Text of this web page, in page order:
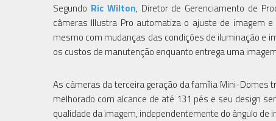
Segundo Ric Wilton, Diretor de Gerenciamento de
câmeras Illustra Pro automatiza o ajuste de imagem
mesmo com mudanças das condições de iluminação e
os custos de manutenção enquanto entrega uma
As câmeras da terceira geração da família Mini-Domes
melhorado com alcance de até 131 pés e seu design
qualidade da imagem, independentemente do ângulo de